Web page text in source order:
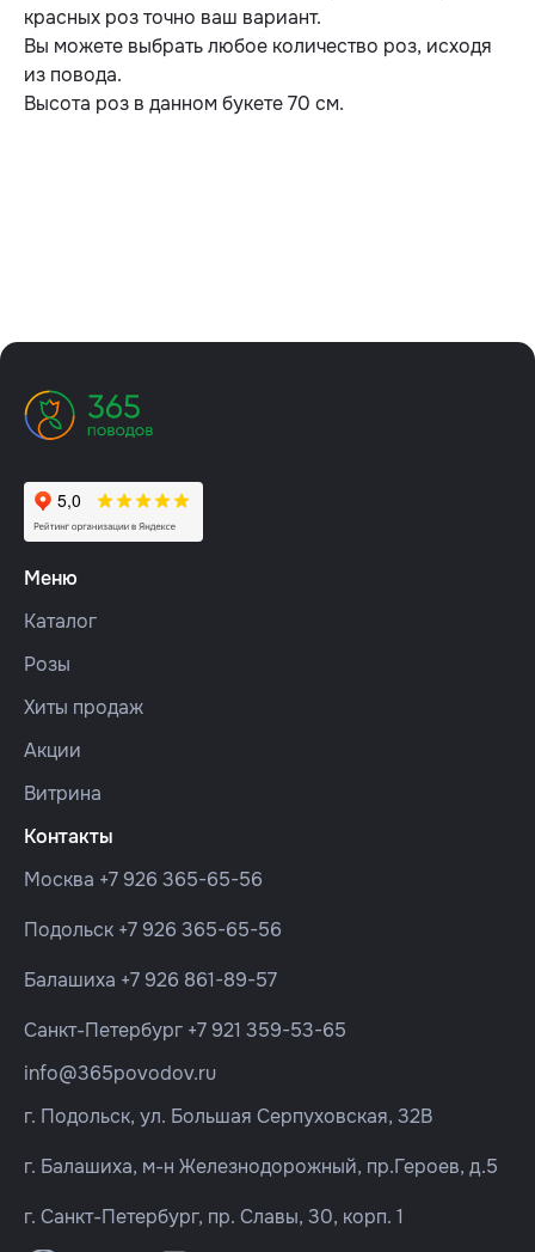
красных роз точно ваш вариант.
Вы можете выбрать любое количество роз, исходя
из повода.
Высота роз в данном букете 70 см.
Меню
Каталог
Розы
Хиты продаж
Акции
Витрина
Контакты
Москва +7 926 365-65-56
Подольск +7 926 365-65-56
Балашиха +7 926 861-89-57
Санкт-Петербург +7 921 359-53-65
info@365povodov.ru
г. Подольск, ул. Большая Серпуховская, 32В
г. Балашиха, м-н Железнодорожный, пр.Героев, д.5
г. Санкт-Петербург, пр. Славы, 30, корп. 1